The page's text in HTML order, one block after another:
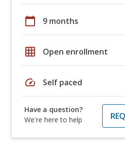
calendar_today 9 months
grid_on Open enrollment
speed Self paced
Have a question?
We're here to help